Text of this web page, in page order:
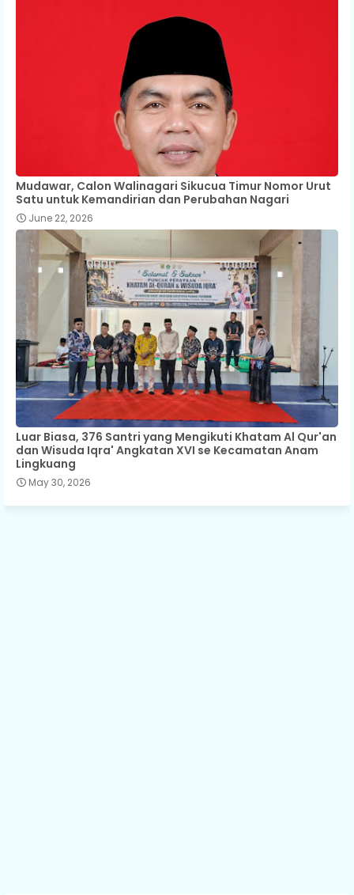
Mudawar, Calon Walinagari Sikucua Timur Nomor Urut
Satu untuk Kemandirian dan Perubahan Nagari
June 22, 2026
Luar Biasa, 376 Santri yang Mengikuti Khatam Al Qur'an
dan Wisuda Iqra' Angkatan XVI se Kecamatan Anam
Lingkuang
May 30, 2026